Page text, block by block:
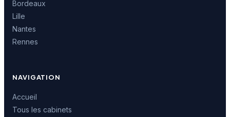
Bordeaux
Lille
Nantes
Rennes
NAVIGATION
Accueil
Tous les cabinets